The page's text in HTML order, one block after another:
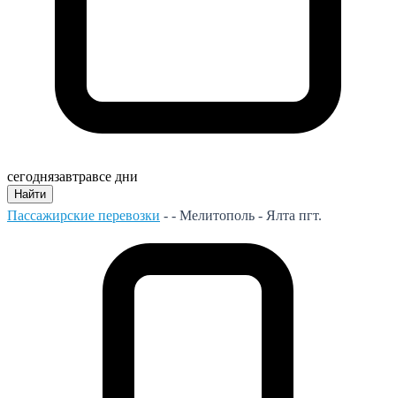
сегоднязавтравсе дни
Найти
Пассажирские перевозки - - Мелитополь - Ялта пгт.